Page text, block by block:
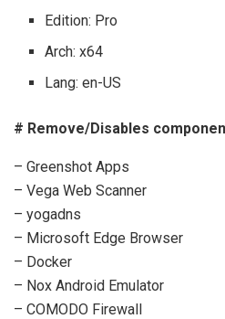
Edition: Pro
Arch: x64
Lang: en-US
# Remove/Disables
– Greenshot Apps
– Vega Web Scanner
– yogadns
– Microsoft Edge Browser
– Docker
– Nox Android Emulator
– COMODO Firewall